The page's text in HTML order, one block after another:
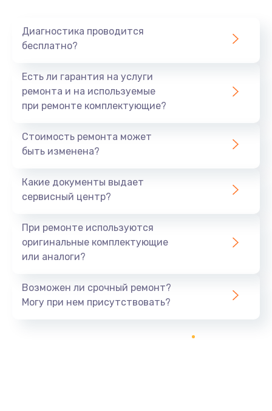
Заказать
890 руб.
Заказать
Замена термопасты
Заказать
960 руб.
Заказать
Диагностика проводится
бесплатно?
Есть ли гарантия на услуги
ремонта и на используемые
при ремонте комплектующие?
Стоимость ремонта может
быть изменена?
Какие документы выдает
сервисный центр?
При ремонте используются
оригинальные комплектующие
или аналоги?
Возможен ли срочный ремонт?
Могу при нем присутствовать?